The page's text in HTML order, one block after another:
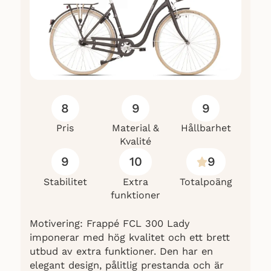
8
Pris
9
Material &
Kvalité
9
Hållbarhet
9
Stabilitet
10
Extra
funktioner
9
Totalpoäng
Motivering: Frappé FCL 300 Lady
imponerar med hög kvalitet och ett brett
utbud av extra funktioner. Den har en
elegant design, pålitlig prestanda och är